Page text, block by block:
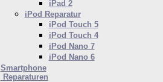
iPad 2
iPod Reparatur
iPod Touch 5
iPod Touch 4
iPod Nano 7
iPod Nano 6
Smartphone
Reparaturen